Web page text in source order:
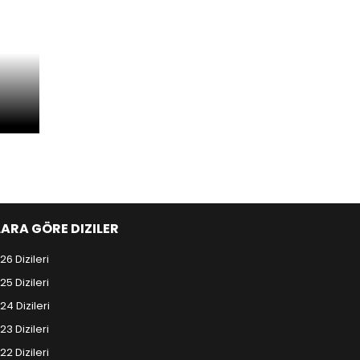
GÖRE DIZILER
Dizileri
Dizileri
Dizileri
Dizileri
Dizileri